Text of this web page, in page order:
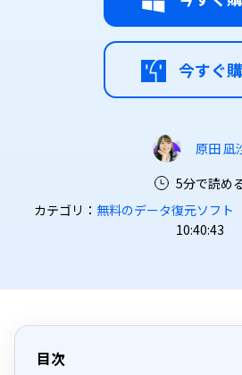
今すぐ
原田 凪
5分で読め
カテゴリ： 無料のデータ復元ソフト
10:40:43
目次